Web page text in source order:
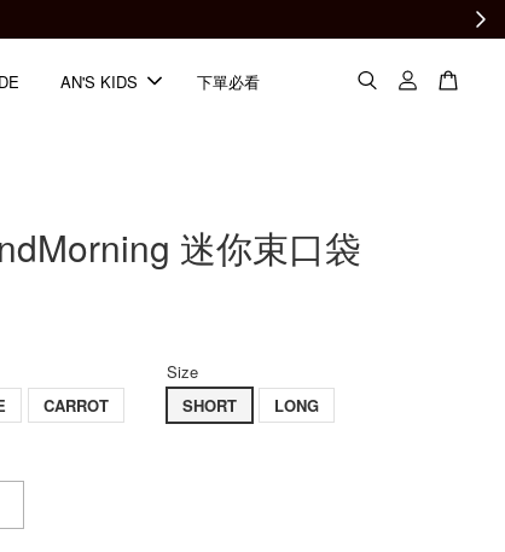
AN'S KIDS 下單必看
迷你束口袋
CARROT
Size
SHORT
LONG